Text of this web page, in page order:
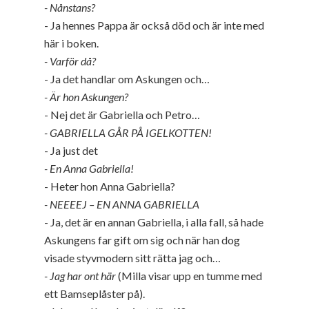
- Nånstans?
- Ja hennes Pappa är också död och är inte med
här i boken.
- Varför då?
- Ja det handlar om Askungen och…
- Är hon Askungen?
- Nej det är Gabriella och Petro…
- GABRIELLA GÅR PÅ IGELKOTTEN!
- Ja just det
- En Anna Gabriella!
- Heter hon Anna Gabriella?
- NEEEEJ – EN ANNA GABRIELLA
- Ja, det är en annan Gabriella, i alla fall, så hade
Askungens far gift om sig och när han dog
visade styvmodern sitt rätta jag och…
- Jag har ont här(Milla visar upp en tumme med
ett Bamseplåster på).